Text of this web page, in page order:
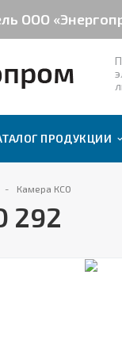
ООО
ПРОДУКЦИИ
Камера КСО
292